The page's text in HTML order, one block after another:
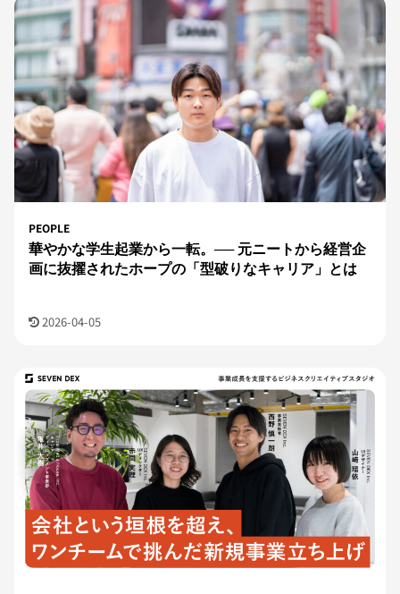
PEOPLE
華やかな学生起業から一転。── 元ニートから経営企
画に抜擢されたホープの「型破りなキャリア」とは
2026-04-05